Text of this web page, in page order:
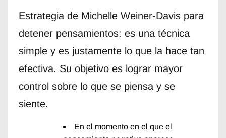
Estrategia de Michelle Weiner-Davis para
detener pensamientos: es una técnica
simple y es justamente lo que la hace tan
efectiva. Su objetivo es lograr mayor
control sobre lo que se piensa y se
siente.
En el momento en el que el